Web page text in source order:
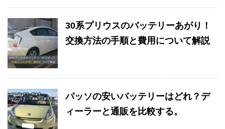
30系プリウスのバッテリーあがり！
交換方法の手順と費用について解説
パッソの安いバッテリーはどれ？デ
ィーラーと通販を比較する。